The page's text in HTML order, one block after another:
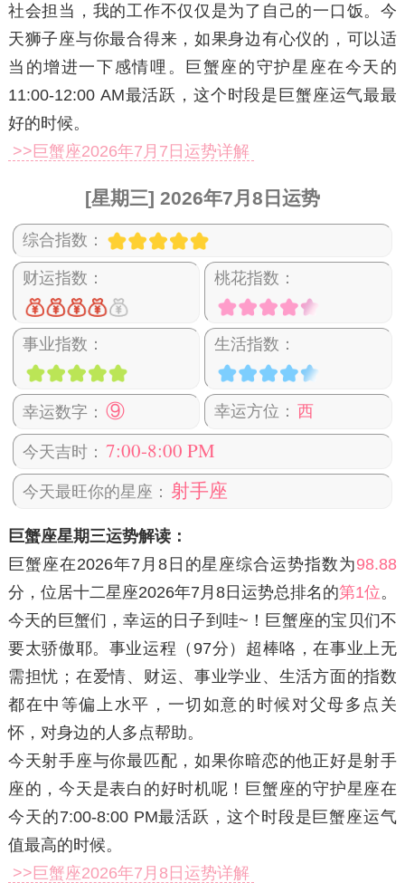
社会担当，我的工作不仅仅是为了自己的一口饭。今
天狮子座与你最合得来，如果身边有心仪的，可以适
当的增进一下感情哩。巨蟹座的守护星座在今天的
11:00-12:00 AM最活跃，这个时段是巨蟹座运气最最
好的时候。
>>巨蟹座2026年7月7日运势详解
[星期三] 2026年7月8日运势
综合指数：
财运指数： 桃花指数：
事业指数： 生活指数：
幸运数字： ⑨ 幸运方位： 西
今天吉时： 7:00-8:00 PM
今天最旺你的星座： 射手座
巨蟹座星期三运势解读：
巨蟹座在2026年7月8日 的星座综合运势指数为98.88
分，位居十二星座2026年7月8日运势总排名的第1位。
今天的巨蟹们，幸运的日子到哇~！巨蟹座的宝贝们不
要太骄傲耶。事业运程（97分）超棒咯，在事业上无
需担忧；在爱情、财运、事业学业、生活方面的指数
都在中等偏上水平，一切如意的时候对父母多点关
怀，对身边的人多点帮助。
今天射手座与你最匹配，如果你暗恋的他正好是射手
座的，今天是表白的好时机呢！巨蟹座的守护星座在
今天的7:00-8:00 PM最活跃，这个时段是巨蟹座运气
值最高的时候。
>>巨蟹座2026年7月8日运势详解